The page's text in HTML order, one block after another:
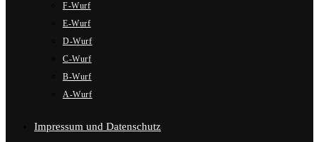
F-Wurf
E-Wurf
D-Wurf
C-Wurf
B-Wurf
A-Wurf
Impressum und Datenschutz